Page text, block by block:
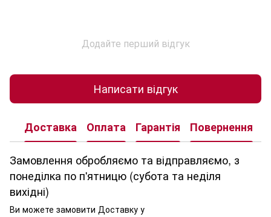
Додайте перший відгук
Написати відгук
Доставка Оплата Гарантія Повернення
Замовлення обробляємо та відправляємо, з
понеділка по п'ятницю (субота та неділя
вихідні)
Ви можете замовити Доставку у